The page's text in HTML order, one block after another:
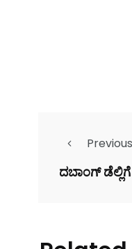
ದಬಾಂಗ್